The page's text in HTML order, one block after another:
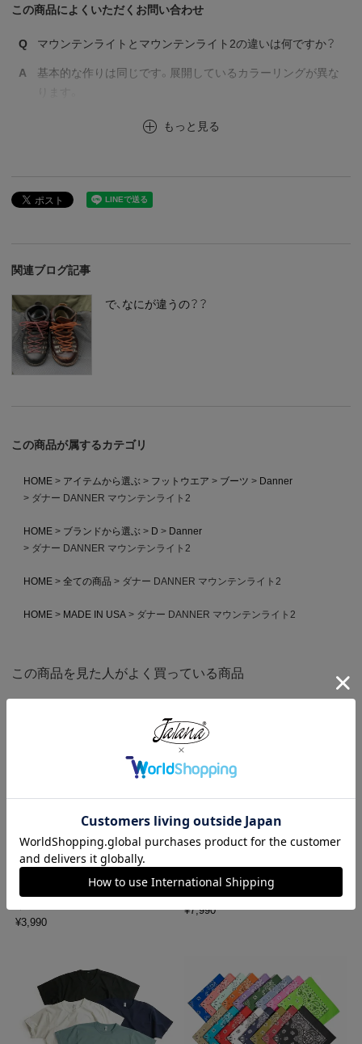
この商品によくいただくお問い合わせ
Q マウンテンライトとマウンテンライト2の違いは何ですか？
A
基本的な作りは同じです。展開しているカラーリングが異な
もっと見る
関連ブログ記事
で、なにが違うの？？
この商品が属するカテゴリ
HOME アイテムから選ぶ フットウエア ブーツ
Danner
ダナー DANNER マウンテンライト2
HOME ブランドから選ぶ D
Danner
ダナー DANNER マウンテンライト2
HOME 全ての商品 ダナー DANNER マウンテンライト2
HOME MADE IN USA ダナー DANNER マウンテンライト2
この商品を見た人がよく買っている商品
ロサンゼルスアパレル LOSANGE
LES APPAREL 1809GD 6.5オンス
半袖 ガーメントダイ ポケットTシ
¥3,990
キャンバー CAMBER 302 マック
スウェイト 半袖 ポケット Tシャ
ツ MADE IN USA
¥7,990